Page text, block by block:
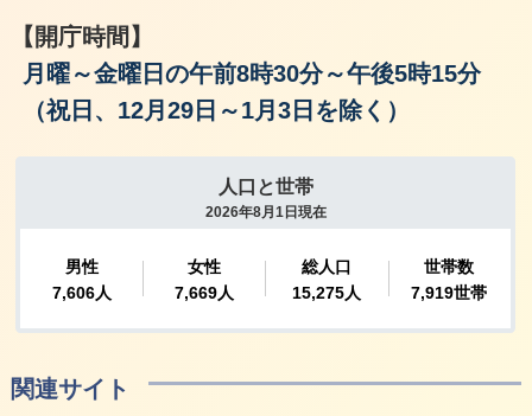
【開庁時間】
月曜～金曜日の午前8時30分～午後5時15分
（祝日、12月29日～1月3日を除く）
関連サイト